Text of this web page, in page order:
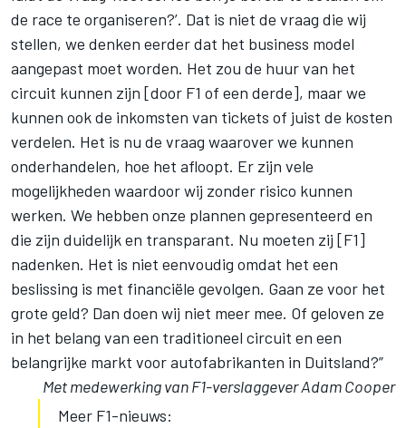
de race te organiseren?’. Dat is niet de vraag die wij
stellen, we denken eerder dat het business model
aangepast moet worden. Het zou de huur van het
circuit kunnen zijn [door F1 of een derde], maar we
kunnen ook de inkomsten van tickets of juist de kosten
verdelen. Het is nu de vraag waarover we kunnen
onderhandelen, hoe het afloopt. Er zijn vele
mogelijkheden waardoor wij zonder risico kunnen
werken. We hebben onze plannen gepresenteerd en
die zijn duidelijk en transparant. Nu moeten zij [F1]
nadenken. Het is niet eenvoudig omdat het een
beslissing is met financiële gevolgen. Gaan ze voor het
grote geld? Dan doen wij niet meer mee. Of geloven ze
in het belang van een traditioneel circuit en een
belangrijke markt voor autofabrikanten in Duitsland?”
Met medewerking van F1-verslaggever Adam Cooper
Meer F1-nieuws: